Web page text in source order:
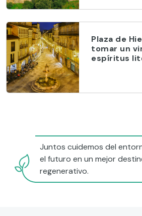
Plaza de
tomar un
espíritus
Juntos cuidemos del
el futuro en un mejor
regenerativo.